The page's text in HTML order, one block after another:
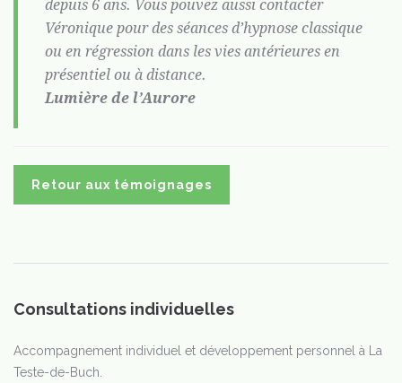
depuis 6 ans. Vous pouvez aussi contacter
Véronique pour des séances d’hypnose classique
ou en régression dans les vies antérieures en
présentiel ou à distance.
Lumière de l’Aurore
Retour aux témoignages
Consultations individuelles
Accompagnement individuel et développement personnel à La
Teste-de-Buch.